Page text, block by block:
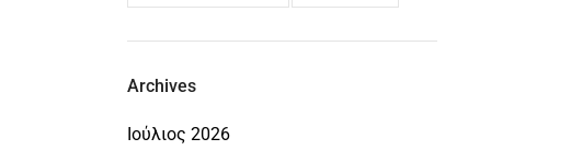
Archives
Ιούλιος 2026